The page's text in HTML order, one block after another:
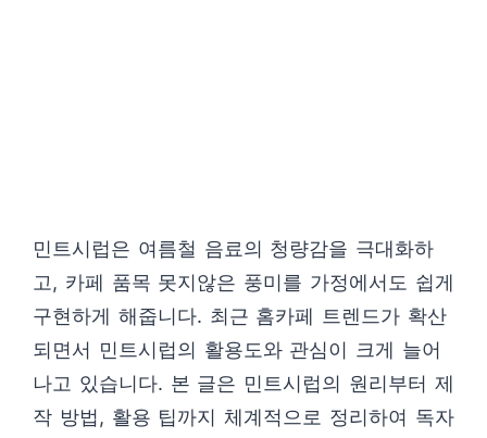
민트시럽은 여름철 음료의 청량감을 극대화하
고, 카페 품목 못지않은 풍미를 가정에서도 쉽게
구현하게 해줍니다. 최근 홈카페 트렌드가 확산
되면서 민트시럽의 활용도와 관심이 크게 늘어
나고 있습니다. 본 글은 민트시럽의 원리부터 제
작 방법, 활용 팁까지 체계적으로 정리하여 독자